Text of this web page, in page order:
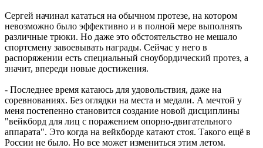
Сергей начинал кататься на обычном протезе, на котором
невозможно было эффективно и в полной мере выполнять
различные трюки. Но даже это обстоятельство не мешало
спортсмену завоевывать награды. Сейчас у него в
распоряжении есть специальный сноубордический протез, а
значит, впереди новые достижения.
- Последнее время катаюсь для удовольствия, даже на
соревнованиях. Без оглядки на места и медали. А мечтой у
меня постепенно становится создание новой дисциплины
"вейкборд для лиц с поражением опорно-двигательного
аппарата". Это когда на вейкборде катают стоя. Такого ещё в
России не было. Но все может измениться этим летом.